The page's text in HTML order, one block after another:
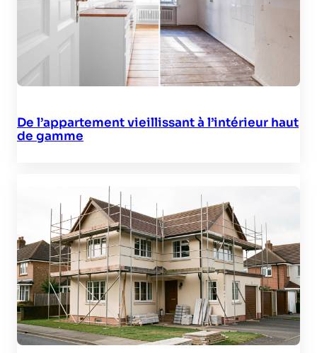
De l’appartement vieillissant à l’intérieur haut
de gamme